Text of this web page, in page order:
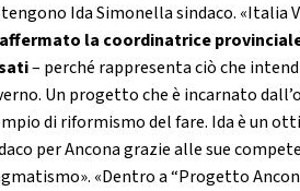
Ida Simonella sindaco. «Italia
la coordinatrice
– perché rappresenta ciò che
Un progetto che è incarnato
di riformismo del fare. Ida è un
per Ancona grazie alle sue
«Dentro a “Progetto